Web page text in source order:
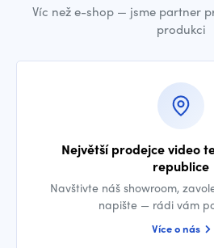
Víc než e-shop — jsme partner
produkci
Největší prodejce video
republice
Navštivte náš showroom,
napište — rádi vám
Více o nás